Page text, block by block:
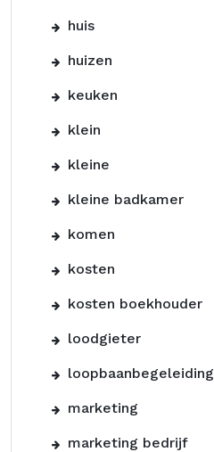
huis
huizen
keuken
klein
kleine
kleine badkamer
komen
kosten
kosten boekhouder
loodgieter
loopbaanbegeleiding
marketing
marketing bedrijf